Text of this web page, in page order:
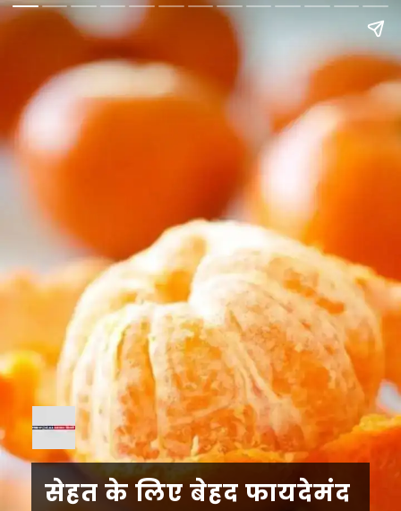
सेहत के लिए बेहद फायदेमंद